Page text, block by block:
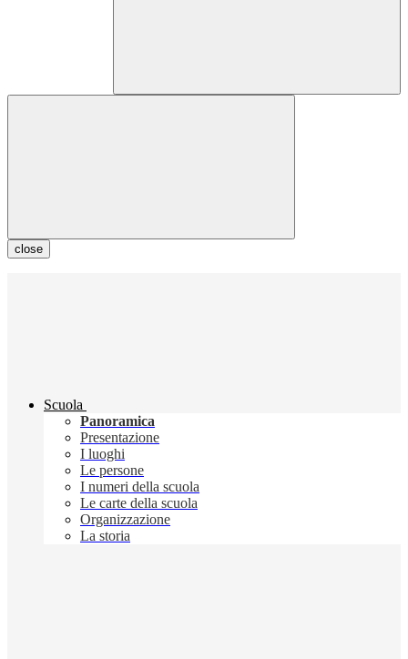
close
Scuola
Panoramica
Presentazione
I luoghi
Le persone
I numeri della scuola
Le carte della scuola
Organizzazione
La storia